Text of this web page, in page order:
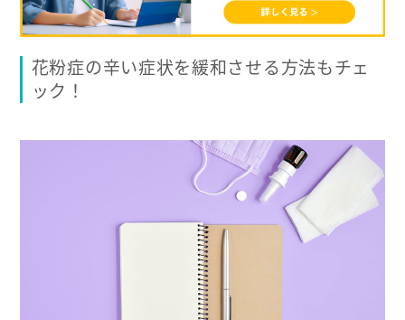
花粉症の辛い症状を緩和させる方法もチェ
ック！